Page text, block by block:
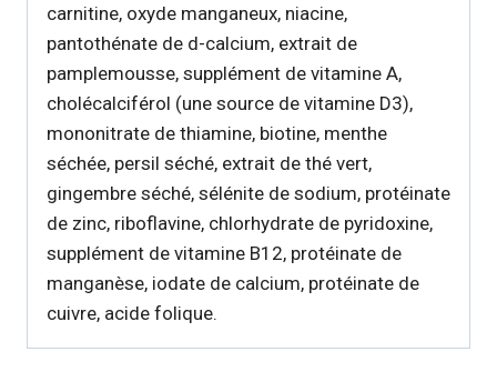
carnitine, oxyde manganeux, niacine,
pantothénate de d-calcium, extrait de
pamplemousse, supplément de vitamine A,
cholécalciférol (une source de vitamine D3),
mononitrate de thiamine, biotine, menthe
séchée, persil séché, extrait de thé vert,
gingembre séché, sélénite de sodium, protéinate
de zinc, riboflavine, chlorhydrate de pyridoxine,
supplément de vitamine B12, protéinate de
manganèse, iodate de calcium, protéinate de
cuivre, acide folique.